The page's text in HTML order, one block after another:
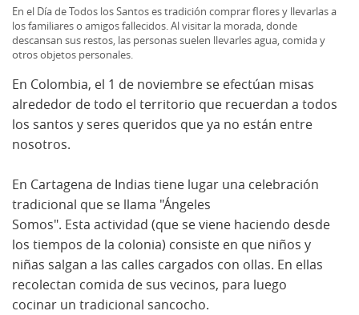
En el Día de Todos los Santos es tradición comprar flores y llevarlas a
los familiares o amigos fallecidos. Al visitar la morada, donde
descansan sus restos, las personas suelen llevarles agua, comida y
otros objetos personales.
En Colombia, el 1 de noviembre se efectúan misas
alrededor de todo el territorio que recuerdan a todos
los santos y seres queridos que ya no están entre
nosotros.
En Cartagena de Indias tiene lugar una celebración
tradicional que se llama "Ángeles
Somos". Esta actividad (que se viene haciendo desde
los tiempos de la colonia) consiste en que niños y
niñas salgan a las calles cargados con ollas. En ellas
recolectan comida de sus vecinos, para luego
cocinar un tradicional sancocho.